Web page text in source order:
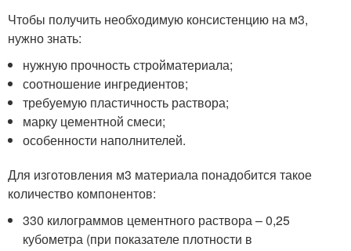
Чтобы получить необходимую консистенцию на м3,
нужно знать:
нужную прочность стройматериала;
соотношение ингредиентов;
требуемую пластичность раствора;
марку цементной смеси;
особенности наполнителей.
Для изготовления м3 материала понадобится такое
количество компонентов:
330 килограммов цементного раствора – 0,25
кубометра (при показателе плотности в